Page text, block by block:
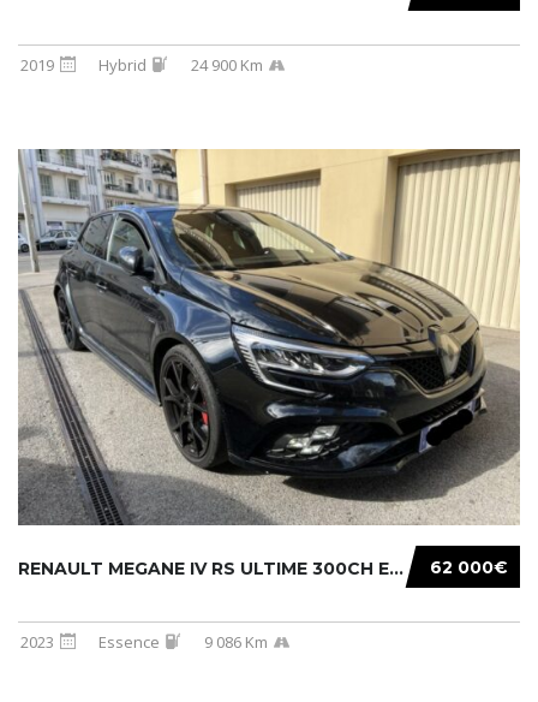
2019 Hybrid 24 900 Km
62 000€
RENAULT MEGANE IV RS ULTIME 300CH EDC
2023 Essence 9 086 Km